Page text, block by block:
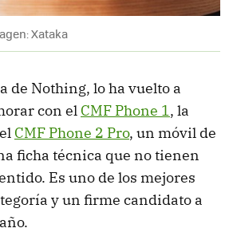
Xataka
de Nothing, lo ha vuelto a
con el CMF Phone 1, la
CMF Phone 2 Pro, un móvil de
ficha técnica que no tienen
Es uno de los mejores
y un firme candidato a